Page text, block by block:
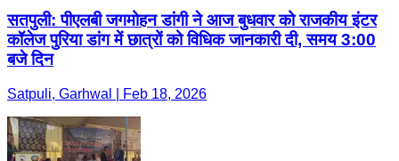
सतपुली: पीएलबी जगमोहन डांगी ने आज बुधवार को राजकीय इंटर
कॉलेज पुरिया डांग में छात्रों को विधिक जानकारी दी, समय 3:00
बजे दिन
Satpuli, Garhwal | Feb 18, 2026